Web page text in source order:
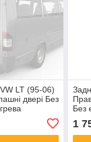
LT (95-06)
двері Без
Без
1